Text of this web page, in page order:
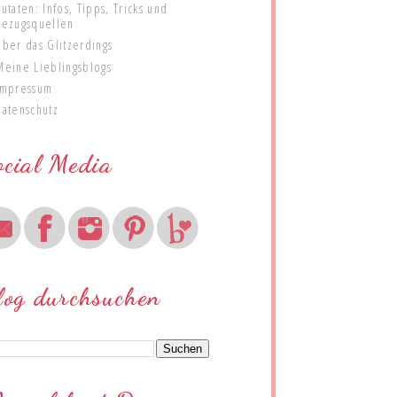
Infos, Tipps, Tricks und
das Glitzerdings
Lieblingsblogs
Media
durchsuchen